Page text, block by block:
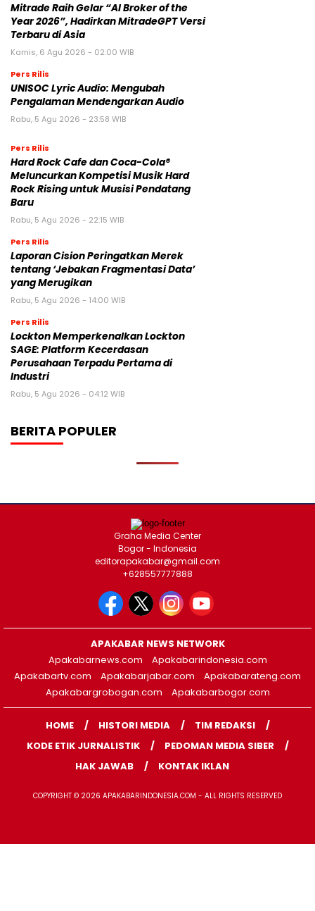
Mitrade Raih Gelar “AI Broker of the
Year 2026”, Hadirkan MitradeGPT Versi
Terbaru di Asia
Kamis, 6 Agu 2026 - 02:00 WIB
Pers Rilis
UNISOC Lyric Audio: Mengubah
Pengalaman Mendengarkan Audio
Rabu, 5 Agu 2026 - 23:58 WIB
Pers Rilis
Hard Rock Cafe dan Coca-Cola®
Meluncurkan Kompetisi Musik Hard
Rock Rising untuk Musisi Pendatang
Baru
Rabu, 5 Agu 2026 - 22:15 WIB
Pers Rilis
Laporan Cision Peringatkan Merek
tentang ‘Jebakan Fragmentasi Data’
yang Merugikan
Rabu, 5 Agu 2026 - 14:00 WIB
Pers Rilis
Lockton Memperkenalkan Lockton
SAGE: Platform Kecerdasan
Perusahaan Terpadu Pertama di
Industri
Rabu, 5 Agu 2026 - 04:12 WIB
BERITA POPULER
Graha Media Center
Bogor - Indonesia
editorapakabar@gmail.com
+628557777888
APAKABAR NEWS NETWORK
Apakabarnews.com
Apakabarindonesia.com
Apakabartv.com
Apakabarjabar.com
Apakabarateng.com
Apakabargrobogan.com
Apakabarbogor.com
HOME HISTORI MEDIA
TIM REDAKSI
KODE ETIK JURNALISTIK
PEDOMAN MEDIA SIBER
HAK JAWAB
KONTAK IKLAN
COPYRIGHT © 2026 APAKABARINDONESIA.COM - ALL RIGHTS RESERVED